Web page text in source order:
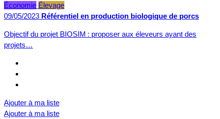
Économie Élevage
09/05/2023 Référentiel en production biologique de porcs
Objectif du projet BIOSIM : proposer aux éleveurs ayant des
projets…
Ajouter à ma liste
Ajouter à ma liste